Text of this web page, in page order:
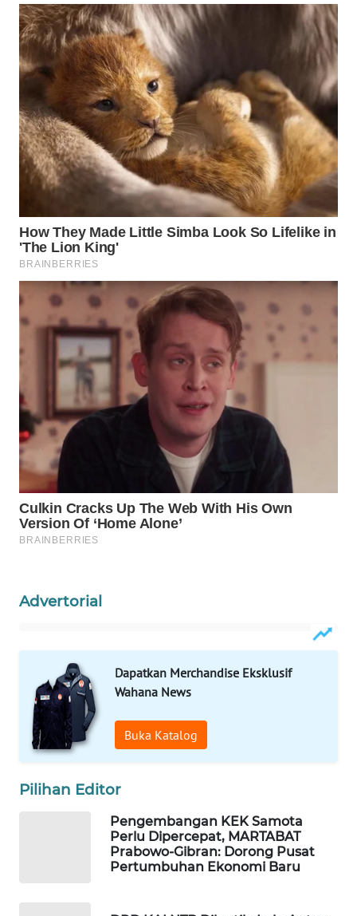
Advertorial
Dapatkan Merchandise Eksklusif
Wahana News
Buka Katalog
Pilihan Editor
Pengembangan KEK Samota
Perlu Dipercepat, MARTABAT
Prabowo-Gibran: Dorong Pusat
Pertumbuhan Ekonomi Baru
WAHANA
OTOMOTIF
WAHANA
HEALTH
WAHANA
DESA
WISATA
WAHANA
Wahana
KONSUMEN
LISTRIK
MASYARAKAT
KELISTRIKAN
WALINKI
ID
MAWAKA
ID
LPKKI
LKKI
KOPEKLIN